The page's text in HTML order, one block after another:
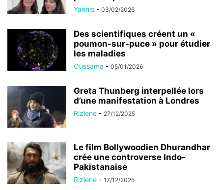
Yannis - 03/02/2026
Des scientifiques créent un «
poumon-sur-puce » pour étudier
les maladies
Oussama - 05/01/2026
Greta Thunberg interpellée lors
d’une manifestation à Londres
Rizlene - 27/12/2025
Le film Bollywoodien Dhurandhar
crée une controverse Indo-
Pakistanaise
Rizlene - 17/12/2025